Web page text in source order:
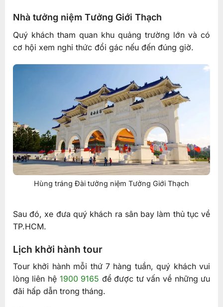
Nhà tưởng niệm Tưởng Giới Thạch
Quý khách tham quan khu quảng trường lớn và có
cơ hội xem nghi thức đổi gác nếu đến đúng giờ.
Hùng tráng Đài tưởng niệm Tưởng Giới Thạch
Sau đó, xe đưa quý khách ra sân bay làm thủ tục về
TP.HCM.
Lịch khởi hành tour
Tour khởi hành mỗi thứ 7 hàng tuần, quý khách vui
lòng liên hệ 1900 9165 để được tư vấn về những ưu
đãi hấp dẫn trong tháng.